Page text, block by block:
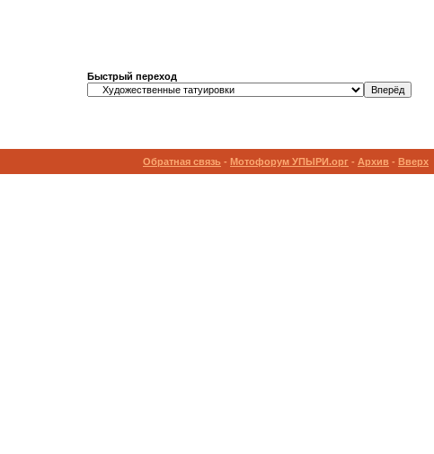
Быстрый переход
Обратная связь - Мотофорум УПЫРИ.орг - Архив - Вверх